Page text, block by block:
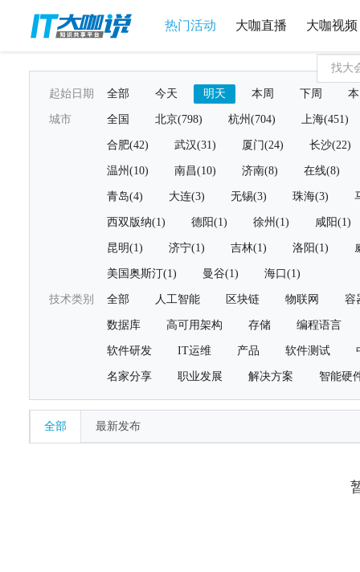
热门活动 大咖直播 大咖视频
起始日期 全部 今天 明天 本周 下周
城市 全国 北京(798) 杭州(704) 上海(451)
合肥(42) 武汉(31) 厦门(24) 长沙(22)
温州(10) 南昌(10) 济南(8) 在线(8)
青岛(4) 大连(3) 无锡(3) 珠海(3)
西双版纳(1) 德阳(1) 徐州(1) 咸阳(1)
昆明(1) 济宁(1) 吉林(1) 洛阳(1)
美国奥斯汀(1) 曼谷(1) 海口(1)
技术类别 全部 人工智能 区块链 物联网 容
数据库 高可用架构 存储 编程语言
软件研发 IT运维 产品 软件测试
名家分享 职业发展 解决方案 智能硬
全部 最新发布